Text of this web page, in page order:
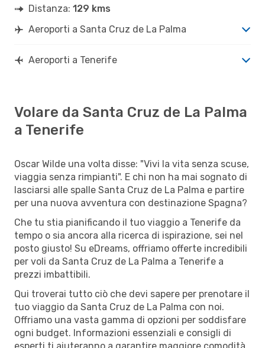
Distanza: 129 kms
Aeroporti a Santa Cruz de La Palma
Aeroporti a Tenerife
Volare da Santa Cruz de La Palma
a Tenerife
Oscar Wilde una volta disse: "Vivi la vita senza scuse,
viaggia senza rimpianti". E chi non ha mai sognato di
lasciarsi alle spalle Santa Cruz de La Palma e partire
per una nuova avventura con destinazione Spagna?
Che tu stia pianificando il tuo viaggio a Tenerife da
tempo o sia ancora alla ricerca di ispirazione, sei nel
posto giusto! Su eDreams, offriamo offerte incredibili
per voli da Santa Cruz de La Palma a Tenerife a
prezzi imbattibili.
Qui troverai tutto ciò che devi sapere per prenotare il
tuo viaggio da Santa Cruz de La Palma con noi.
Offriamo una vasta gamma di opzioni per soddisfare
ogni budget. Informazioni essenziali e consigli di